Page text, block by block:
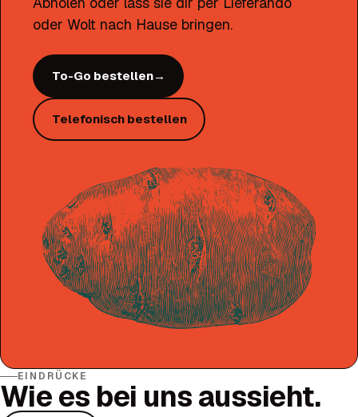
oder Wolt nach Hause bringen.
To-Go bestellen→
Telefonisch bestellen
EINDRÜCKE
Wie es bei uns aussieht.